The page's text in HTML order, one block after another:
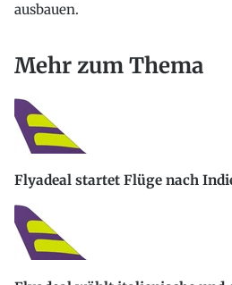
ausbauen.
Mehr zum Thema
Flyadeal startet Flüge nach